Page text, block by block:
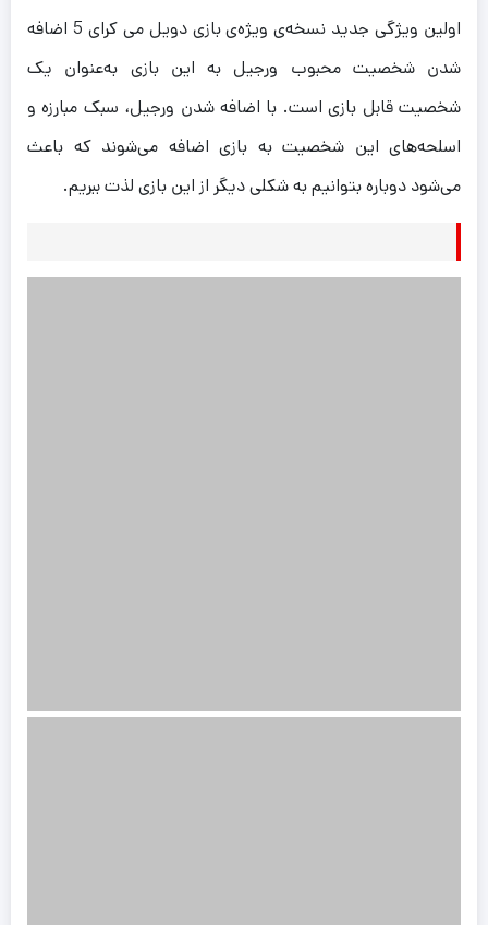
اولین ویژگی جدید نسخه‌ی ویژه‌ی بازی دویل می کرای 5 اضافه
شدن شخصیت محبوب ورجیل به این بازی به‌عنوان یک
شخصیت قابل بازی است. با اضافه شدن ورجیل، سبک مبارزه و
اسلحه‌های این شخصیت به بازی اضافه می‌شوند که باعث
می‌شود دوباره بتوانیم به شکلی دیگر از این بازی لذت ببریم.